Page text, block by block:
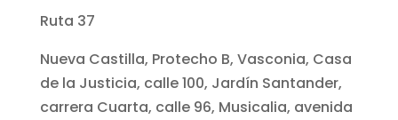
Ruta 37
Nueva Castilla, Protecho B, Vasconia, Casa
de la Justicia, calle 100, Jardín Santander,
carrera Cuarta, calle 96, Musicalia, avenida